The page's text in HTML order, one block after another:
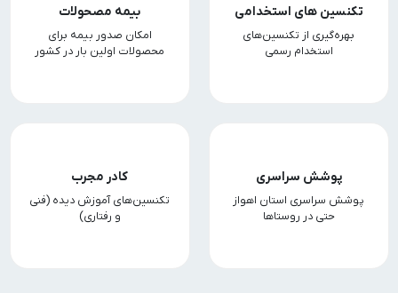
تکنسین های استخدامی
بهره‌گیری از تکنسین‌های
استخدام رسمی
بیمه مصحولات
امکان صدور بیمه برای
محصولات اولین بار در کشور
پوشش سراسری
پوشش سراسری استان اهواز
حتی در روستاها
کادر مجرب
تکنسین‌های آموزش دیده (فنی
و رفتاری)